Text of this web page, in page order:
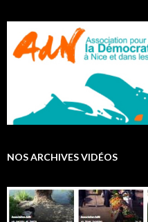
NOS ARCHIVES VIDÉOS